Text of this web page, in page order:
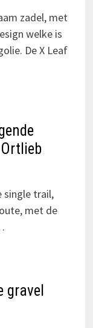
zadel, met
welke is
De X Leaf
single trail,
met de
gravel